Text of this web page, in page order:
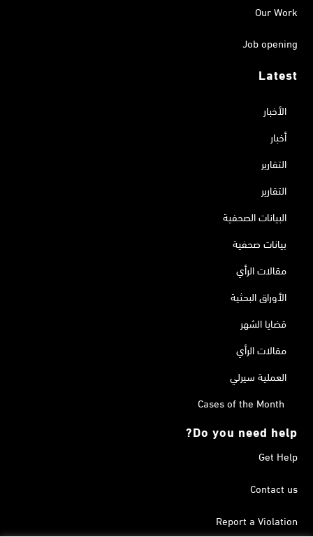
Our Work
Job opening
Latest
الأخبار
أخبار
التقارير
التقارير
البيانات الصحفية
بيانات صحفية
مقالات الرأي
الأوراق البحثية
قضايا الشهر
مقالات الرأي
العملية سيرلي
Cases of the Month
Do you need help?
Get Help
Contact us
Report a Violation